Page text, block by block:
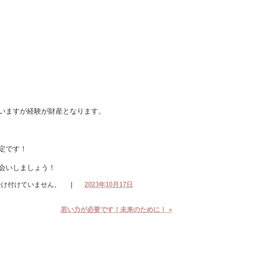
すが経験が財産となります。
です！
いしましょう！
付けていません。 | 2023年10月17日
若い力が必要です！未来のために！»